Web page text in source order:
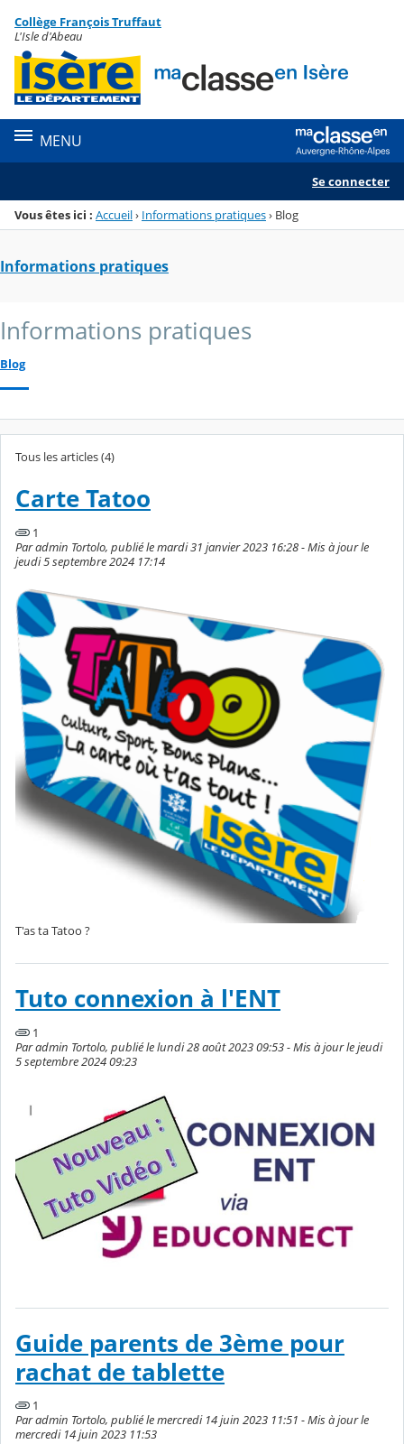
Menu de la rubrique
Contenu
Collège François Truffaut
L'Isle d'Abeau
MENU
Se connecter
Vous êtes ici : Accueil› Informations pratiques› Blog
Informations pratiques
Informations pratiques
Blog
Tous les articles (4)
Carte Tatoo
1
Par admin Tortolo, publié le mardi 31 janvier 2023 16:28 - Mis à jour le
jeudi 5 septembre 2024 17:14
T'as ta Tatoo ?
Tuto connexion à l'ENT
1
Par admin Tortolo, publié le lundi 28 août 2023 09:53 - Mis à jour le jeudi
5 septembre 2024 09:23
Guide parents de 3ème pour
rachat de tablette
1
Par admin Tortolo, publié le mercredi 14 juin 2023 11:51 - Mis à jour le
mercredi 14 juin 2023 11:53